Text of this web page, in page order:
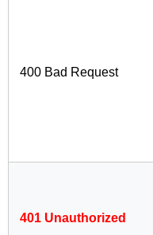
400 Bad Request
401 Unauthorized